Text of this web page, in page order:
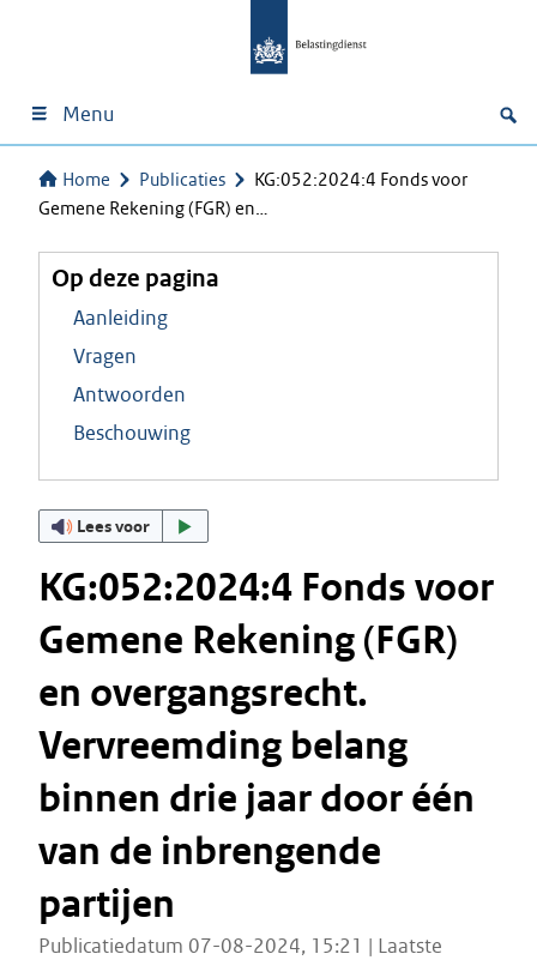
Menu
Home Publicaties
KG:052:2024:4 Fonds voor
Gemene Rekening (FGR) en…
Op deze pagina
Aanleiding
Vragen
Antwoorden
Beschouwing
Lees voor
KG:052:2024:4 Fonds voor
Gemene Rekening (FGR)
en overgangsrecht.
Vervreemding belang
binnen drie jaar door één
van de inbrengende
partijen
Publicatiedatum 07-08-2024, 15:21 | Laatste